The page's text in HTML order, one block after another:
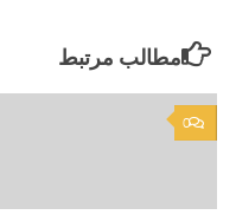
مطالب مرتبط
0